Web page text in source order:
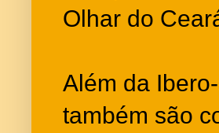
Olhar do
Além da
também são